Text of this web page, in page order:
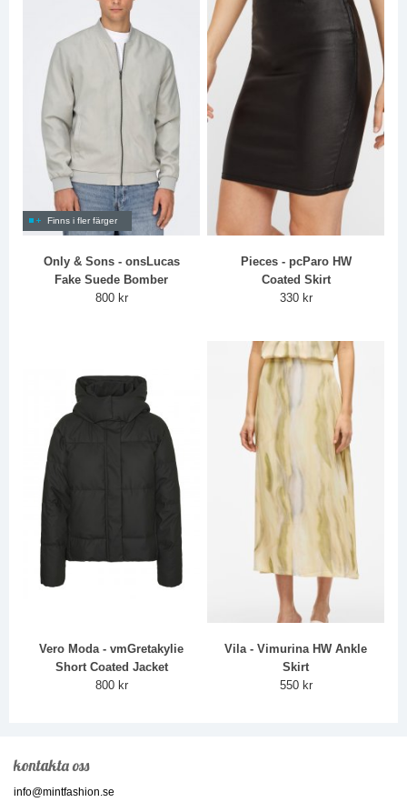
Finns i fler färger
Only & Sons - onsLucas
Fake Suede Bomber
800 kr
Pieces - pcParo HW
Coated Skirt
330 kr
Vero Moda - vmGretakylie
Short Coated Jacket
800 kr
Vila - Vimurina HW Ankle
Skirt
550 kr
kontakta oss
info@mintfashion.se